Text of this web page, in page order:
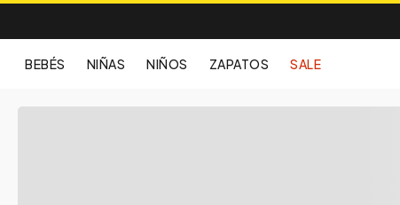
BEBÉS NIÑAS NIÑOS ZAPATOS SALE